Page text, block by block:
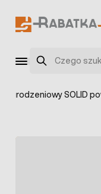
Szukaj
ogrodzeniowy SOLID